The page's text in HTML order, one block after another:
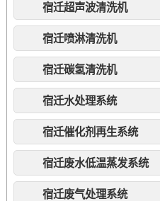
宿迁超声波清洗机
宿迁喷淋清洗机
宿迁碳氢清洗机
宿迁水处理系统
宿迁催化剂再生系统
宿迁废水低温蒸发系统
宿迁废气处理系统